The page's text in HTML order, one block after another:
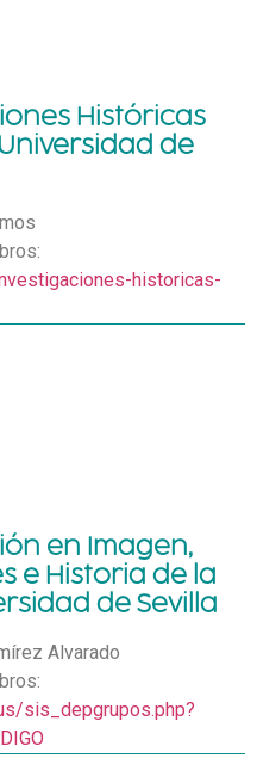
Históricas
Universidad de
historicas-
en Imagen,
e Historia de la
de Sevilla
Alvarado
sis_depgrupos.php?